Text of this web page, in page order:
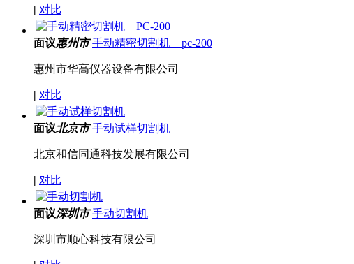
| 对比
面议惠州市 手动精密切割机 pc-200
惠州市华高仪器设备有限公司
| 对比
面议北京市 手动试样切割机
北京和信同通科技发展有限公司
| 对比
面议深圳市 手动切割机
深圳市顺心科技有限公司